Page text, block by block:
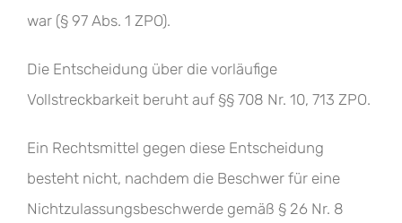
war (§ 97 Abs. 1 ZPO).
Die Entscheidung über die vorläufige
Vollstreckbarkeit beruht auf §§ 708 Nr. 10, 713 ZPO.
Ein Rechtsmittel gegen diese Entscheidung
besteht nicht, nachdem die Beschwer für eine
Nichtzulassungsbeschwerde gemäß § 26 Nr. 8